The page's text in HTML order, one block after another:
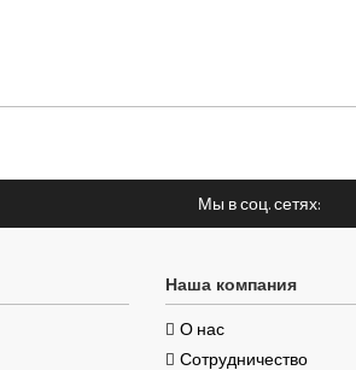
Мы в соц. сетях:
Наша компания
О нас
Сотрудничество